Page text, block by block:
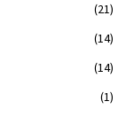
(21)
(14)
(14)
(1)